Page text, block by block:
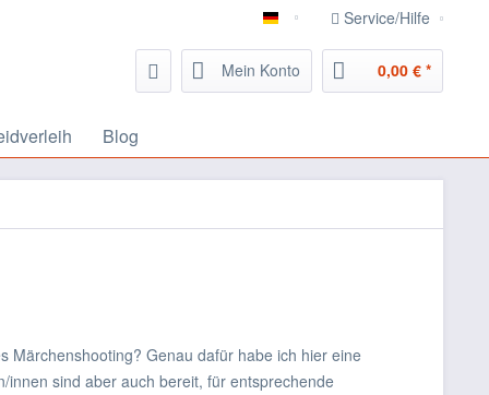
Gewandfantasien
Service/Hilfe
Mein Konto 0,00 € *
Blog
Märchenshooting? Genau dafür habe ich hier eine
sind aber auch bereit, für entsprechende